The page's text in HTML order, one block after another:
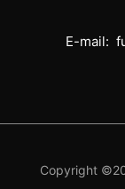
E-mail:
Copyright ©